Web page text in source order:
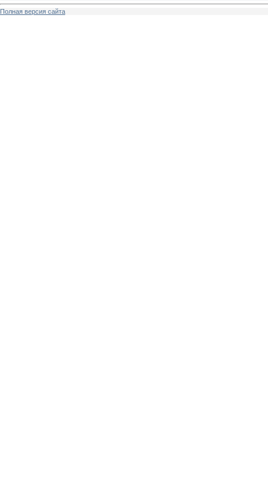
Полная версия сайта